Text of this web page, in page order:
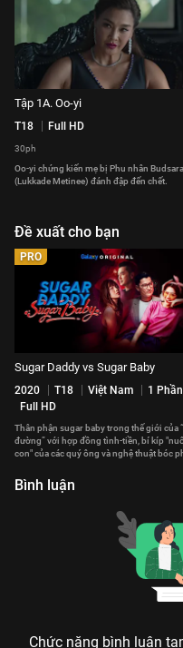
Tập 1A. Oo-yi
T18 Full HD
30ph
Oo-yi chứng kiến mẹ bị Phu nhân Budsara
(Lukkade Metinee) đánh đập đến chết.
Đề xuất cho bạn
PRO
Sugar Daddy vs Sugar Baby
2020 T18 Việt Nam
1 Phần
Full HD
Thân phận sugar baby trong thế giới của
đường” với hợp đồng tình-tiền, bí kíp
con" của các quý ông và nghệ thuật bóc
Bình luận
Chức năng bình luận